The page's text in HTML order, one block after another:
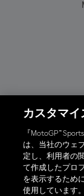
カスタマイ
『MotoGP™
は、当社のウェ
定し、利用者の
て作成したプロ
を表示するため
使用しています